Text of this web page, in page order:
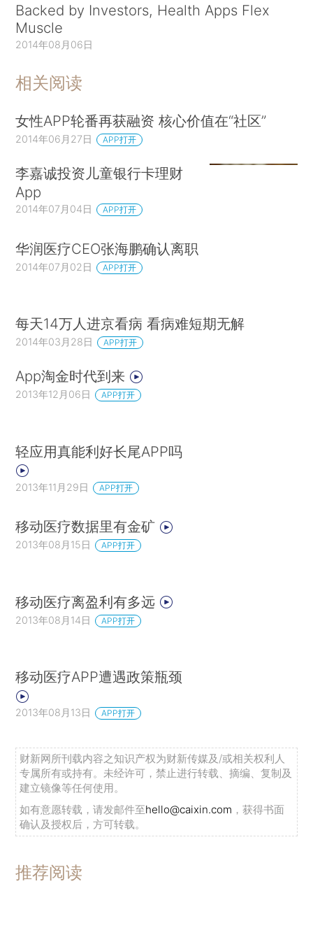
Backed by Investors, Health Apps Flex
Muscle
2014年08月06日
相关阅读
女性APP轮番再获融资 核心价值在“社区”
2014年06月27日 APP打开
李嘉诚投资儿童银行卡理财
App
2014年07月04日 APP打开
华润医疗CEO张海鹏确认离职
2014年07月02日 APP打开
每天14万人进京看病 看病难短期无解
2014年03月28日 APP打开
App淘金时代到来
2013年12月06日 APP打开
轻应用真能利好长尾APP吗
2013年11月29日 APP打开
移动医疗数据里有金矿
2013年08月15日 APP打开
移动医疗离盈利有多远
2013年08月14日 APP打开
移动医疗APP遭遇政策瓶颈
2013年08月13日 APP打开
财新网所刊载内容之知识产权为财新传媒及/或相关权利人
专属所有或持有。未经许可，禁止进行转载、摘编、复制及
建立镜像等任何使用。
如有意愿转载，请发邮件至hello@caixin.com ，获得书面
确认及授权后，方可转载。
推荐阅读